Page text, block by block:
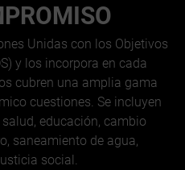
Unidas con los Objetivos
y los incorpora en cada
cubren una amplia gama
cuestiones. Se incluyen
educación, cambio
saneamiento de agua,
social.